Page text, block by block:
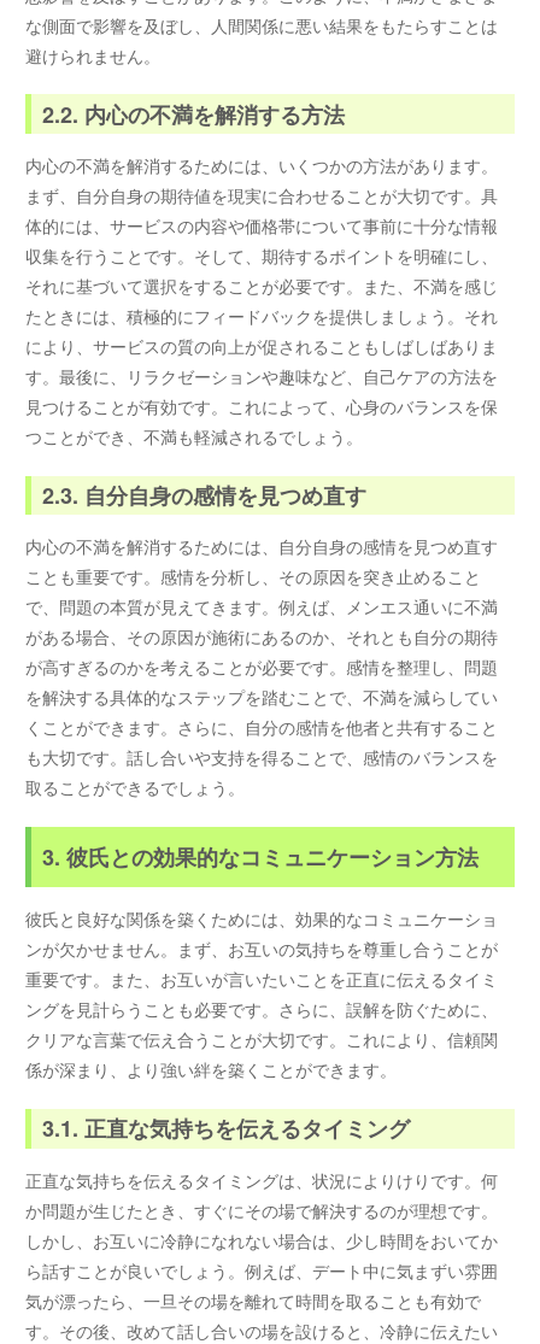
な側面で影響を及ぼし、人間関係に悪い結果をもたらすことは
避けられません。
2.2. 内心の不満を解消する方法
内心の不満を解消するためには、いくつかの方法があります。
まず、自分自身の期待値を現実に合わせることが大切です。具
体的には、サービスの内容や価格帯について事前に十分な情報
収集を行うことです。そして、期待するポイントを明確にし、
それに基づいて選択をすることが必要です。また、不満を感じ
たときには、積極的にフィードバックを提供しましょう。それ
により、サービスの質の向上が促されることもしばしばありま
す。最後に、リラクゼーションや趣味など、自己ケアの方法を
見つけることが有効です。これによって、心身のバランスを保
つことができ、不満も軽減されるでしょう。
2.3. 自分自身の感情を見つめ直す
内心の不満を解消するためには、自分自身の感情を見つめ直す
ことも重要です。感情を分析し、その原因を突き止めること
で、問題の本質が見えてきます。例えば、メンエス通いに不満
がある場合、その原因が施術にあるのか、それとも自分の期待
が高すぎるのかを考えることが必要です。感情を整理し、問題
を解決する具体的なステップを踏むことで、不満を減らしてい
くことができます。さらに、自分の感情を他者と共有すること
も大切です。話し合いや支持を得ることで、感情のバランスを
取ることができるでしょう。
3. 彼氏との効果的なコミュニケーション方法
彼氏と良好な関係を築くためには、効果的なコミュニケーショ
ンが欠かせません。まず、お互いの気持ちを尊重し合うことが
重要です。また、お互いが言いたいことを正直に伝えるタイミ
ングを見計らうことも必要です。さらに、誤解を防ぐために、
クリアな言葉で伝え合うことが大切です。これにより、信頼関
係が深まり、より強い絆を築くことができます。
3.1. 正直な気持ちを伝えるタイミング
正直な気持ちを伝えるタイミングは、状況によりけりです。何
か問題が生じたとき、すぐにその場で解決するのが理想です。
しかし、お互いに冷静になれない場合は、少し時間をおいてか
ら話すことが良いでしょう。例えば、デート中に気まずい雰囲
気が漂ったら、一旦その場を離れて時間を取ることも有効で
す。その後、改めて話し合いの場を設けると、冷静に伝えたい